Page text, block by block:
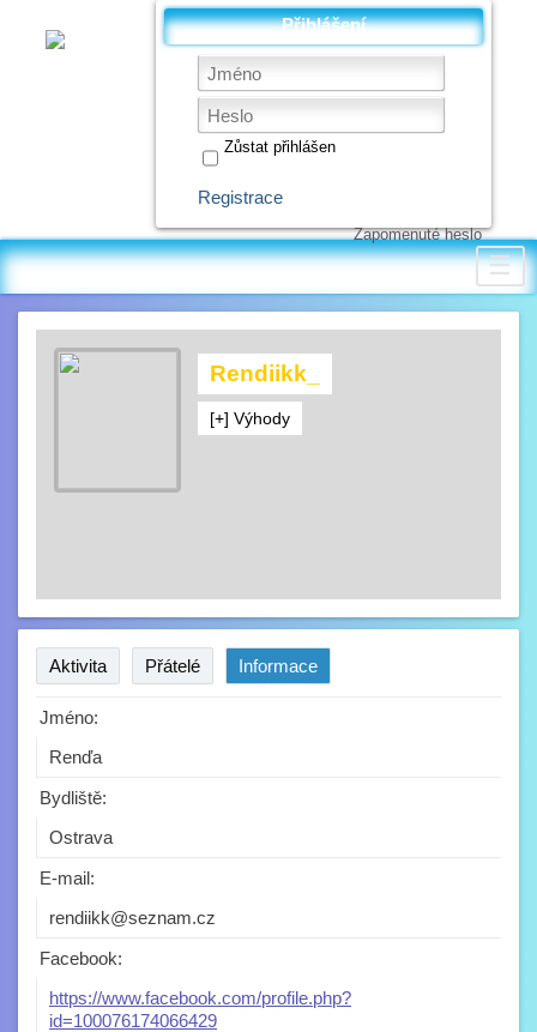
Přihlášení
Zůstat přihlášen
Registrace
Zapomenuté heslo
☰
Rendiikk_
[+] Výhody
Aktivita Přátelé Informace
Jméno:
Renďa
Bydliště:
Ostrava
E-mail:
rendiikk@seznam.cz
Facebook:
https://www.facebook.com/profile.php?
id=100076174066429